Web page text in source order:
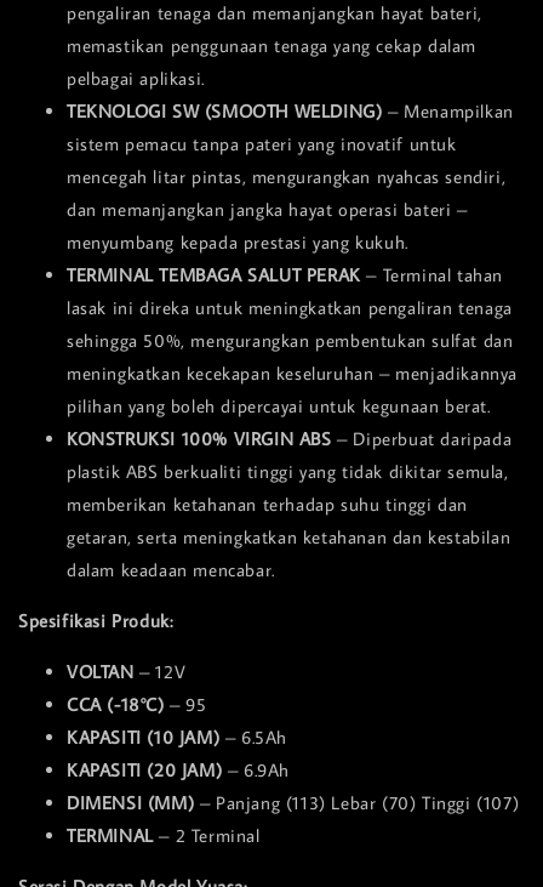
pengaliran tenaga dan memanjangkan hayat bateri,
memastikan penggunaan tenaga yang cekap dalam
pelbagai aplikasi.
TEKNOLOGI SW (SMOOTH WELDING) – Menampilkan
sistem pemacu tanpa pateri yang inovatif untuk
mencegah litar pintas, mengurangkan nyahcas sendiri,
dan memanjangkan jangka hayat operasi bateri –
menyumbang kepada prestasi yang kukuh.
TERMINAL TEMBAGA SALUT PERAK – Terminal tahan
lasak ini direka untuk meningkatkan pengaliran tenaga
sehingga 50%, mengurangkan pembentukan sulfat dan
meningkatkan kecekapan keseluruhan – menjadikannya
pilihan yang boleh dipercayai untuk kegunaan berat.
KONSTRUKSI 100% VIRGIN ABS – Diperbuat daripada
plastik ABS berkualiti tinggi yang tidak dikitar semula,
memberikan ketahanan terhadap suhu tinggi dan
getaran, serta meningkatkan ketahanan dan kestabilan
dalam keadaan mencabar.
Spesifikasi Produk:
VOLTAN – 12V
CCA (-18°C) – 95
KAPASITI (10 JAM) – 6.5Ah
KAPASITI (20 JAM) – 6.9Ah
DIMENSI (MM) – Panjang (113) Lebar (70) Tinggi (107)
TERMINAL– 2 Terminal